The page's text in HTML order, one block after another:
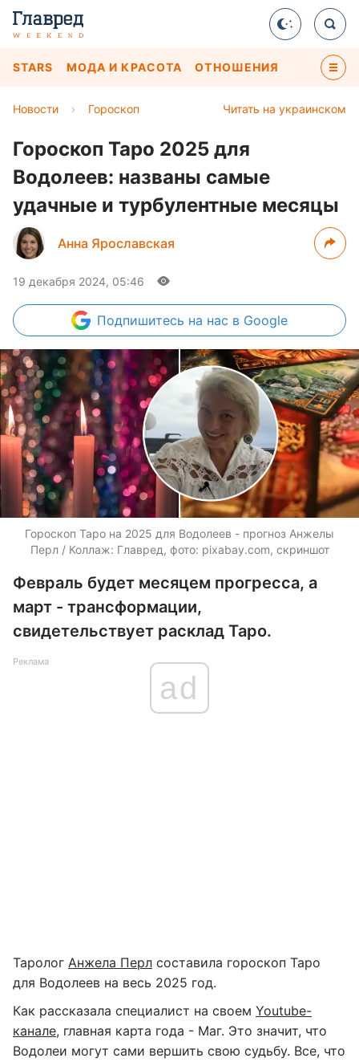
STARS МОДА И КРАСОТА ОТНОШЕНИЯ
Читать на украинском
Новости › Гороскоп
Гороскоп Таро 2025 для
Водолеев: названы самые
удачные и турбулентные месяцы
Анна Ярославская
19 декабря 2024, 05:46
Подпишитесь на нас в Google
Гороскоп Таро на 2025 для Водолеев - прогноз Анжелы
Перл / Коллаж: Главред, фото: pixabay.com, скриншот
Февраль будет месяцем прогресса, а
март - трансформации,
свидетельствует расклад Таро.
Реклама
ad
Таролог Анжела Перл составила гороскоп Таро
для Водолеев на весь 2025 год.
Как рассказала специалист на своем Youtube-
канале, главная карта года - Маг. Это значит, что
Водолеи могут сами вершить свою судьбу. Все, что